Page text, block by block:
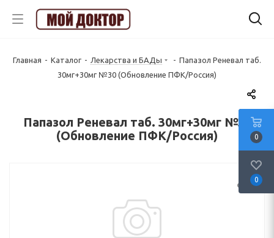
Главная - Каталог - Лекарства и БАДы - Папазол Реневал таб.
30мг+30мг №30 (Обновление ПФК/Россия)
Папазол Реневал таб. 30мг+30мг №30
(Обновление ПФК/Россия)
0
0